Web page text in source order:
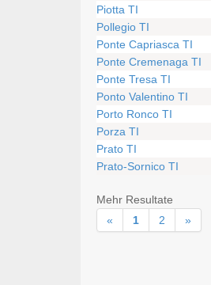
Piotta TI
Pollegio TI
Ponte Capriasca TI
Ponte Cremenaga TI
Ponte Tresa TI
Ponto Valentino TI
Porto Ronco TI
Porza TI
Prato TI
Prato-Sornico TI
Mehr Resultate
«
1 2 »